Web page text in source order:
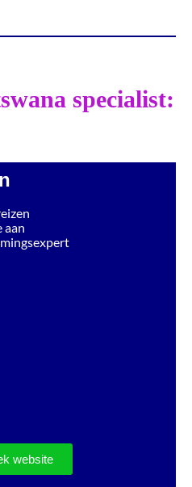
specialist:
aan
website